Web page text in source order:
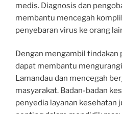
medis. Diagnosis dan
membantu mencegah
penyebaran virus ke orang
Dengan mengambil tindakan
dapat membantu
Lamandau dan mencegah
masyarakat. Badan-badan
penyedia layanan kesehatan